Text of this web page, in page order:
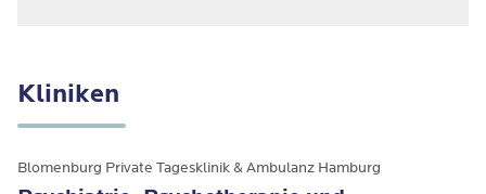
2018: traumatherapeutische Beratung
Männer e.v.
Kliniken
Blomenburg Private Tagesklinik & Ambulanz Hamburg